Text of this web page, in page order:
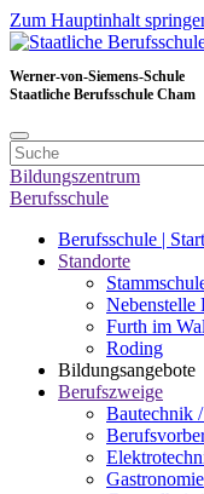
Zum Hauptinhalt
Werner-von-Siemens-Schule
Staatliche Berufsschule Cham
Bildungszentrum
Berufsschule
Berufsschule | Start
Standorte
Nebenstelle
Furth im
Roding
Bildungsangebote
Berufszweige
Bautechnik
Gastronomie